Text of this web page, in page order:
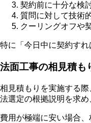
契約前に十分な検
質問に対して技術
クーリングオフや
特に「今日中に契約す
法面工事の相見積も
相見積もりを実施する
法選定の根拠説明を求
費用が極端に安い場合